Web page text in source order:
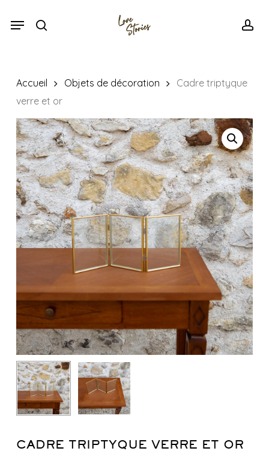
search
Menu
Accueil Objets de décoration
Cadre triptyque
verre et or
CADRE TRIPTYQUE VERRE ET OR